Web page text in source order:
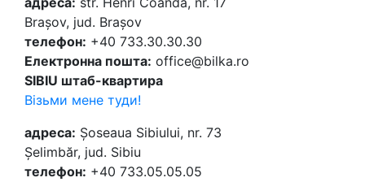
Brașov, jud. Brașov
телефон: +40 733.30.30.30
Електронна пошта: office@bilka.ro
SIBIU штаб-квартира
Візьми мене туди!
адреса: Șoseaua Sibiului, nr. 73
Șelimbăr, jud. Sibiu
телефон: +40 733.05.05.05